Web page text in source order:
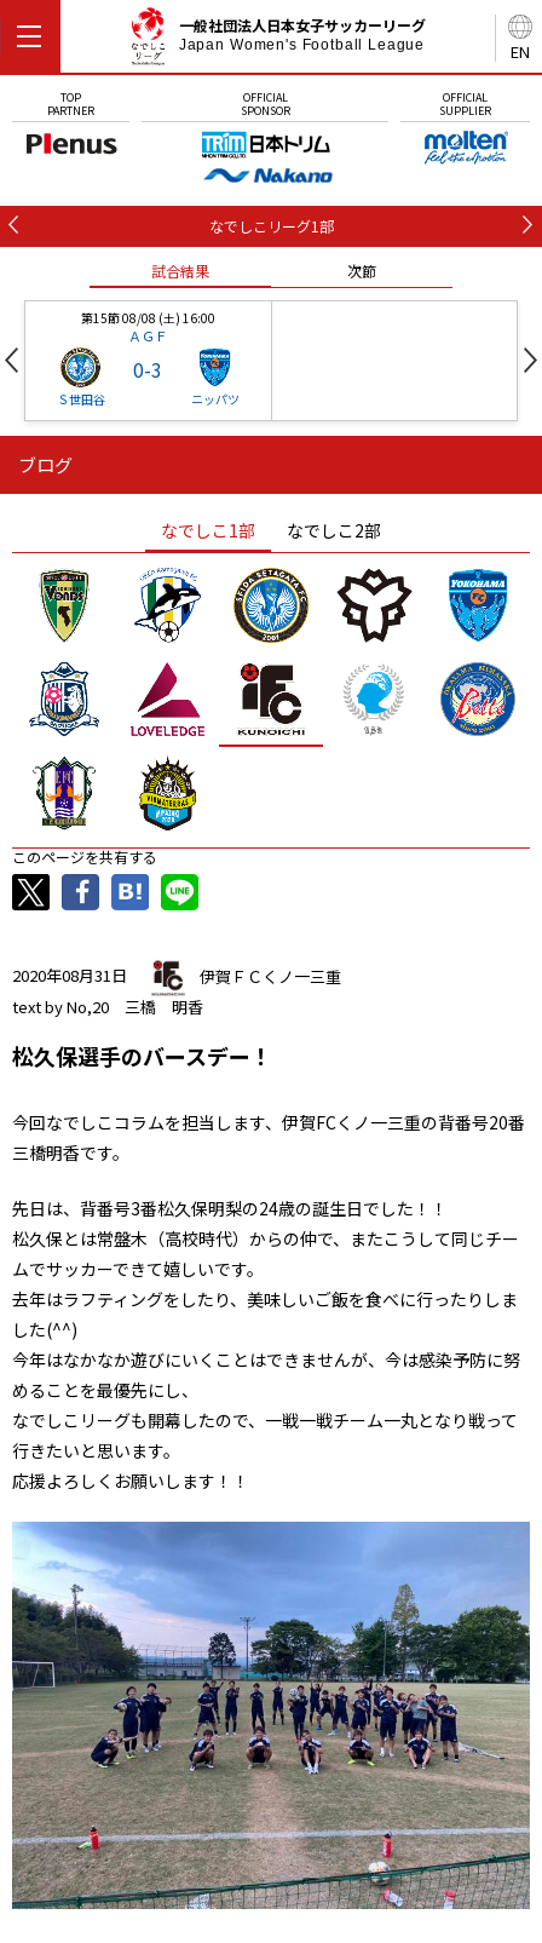
EN
一般社団法人日本女子サッカーリーグ
Japan Women's Football League
TOP
PARTNER
OFFICIAL
SPONSOR
OFFICIAL
SUPPLIER
なでしこリーグ1部
試合結果 次節
第15節 08/08 (土) 16:00
ＡＧＦ
Ｓ世田谷
0-3
ニッパツ
ニッパツ
ニッパツ 名古屋
石人の星
静岡 愛媛Ｌ
ブログ
なでしこ1部 なでしこ2部
このページを共有する
2020年08月31日
伊賀ＦＣくノ一三重
text by No,20 三橋 明香
松久保選手のバースデー！
今回なでしこコラムを担当します、伊賀FCくノ一三重の背番号20番
三橋明香です。
先日は、背番号3番松久保明梨の24歳の誕生日でした！！
松久保とは常盤木（高校時代）からの仲で、またこうして同じチー
ムでサッカーできて嬉しいです。
去年はラフティングをしたり、美味しいご飯を食べに行ったりしま
した(^^)
今年はなかなか遊びにいくことはできませんが、今は感染予防に努
めることを最優先にし、
なでしこリーグも開幕したので、一戦一戦チーム一丸となり戦って
行きたいと思います。
応援よろしくお願いします！！